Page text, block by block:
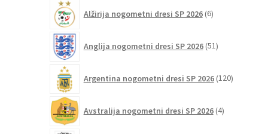
na
izdelka
Alžirija nogometni dresi SP 2026 6izdelkov
Anglija nogometni dresi SP 2026 51izdelkov
Argentina nogometni dresi SP 2026 120izdelkov
Avstralija nogometni dresi SP 2026 4izdelki